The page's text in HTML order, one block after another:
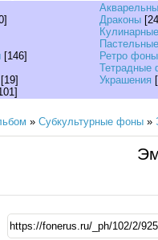
Драконы
Кулинарные
[146] Ретро фоны
Тетрадные
[19] Украшения
» Субкультурные фоны »